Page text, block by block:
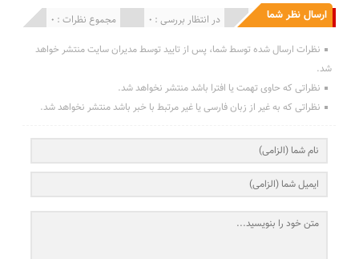
ارسال نظر شما مجموع نظرات : 0 در انتظار بررسی : 0 انتشار یافته : 0
نظرات ارسال شده توسط شما، پس از تایید توسط مدیران سایت منتشر خواهد
شد.
نظراتی که حاوی تهمت یا افترا باشد منتشر نخواهد شد.
نظراتی که به غیر از زبان فارسی یا غیر مرتبط با خبر باشد منتشر نخواهد شد.